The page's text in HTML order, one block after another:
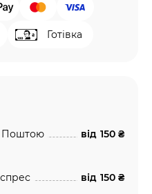
Готівка
Поштою від 150 ₴
від 150 ₴